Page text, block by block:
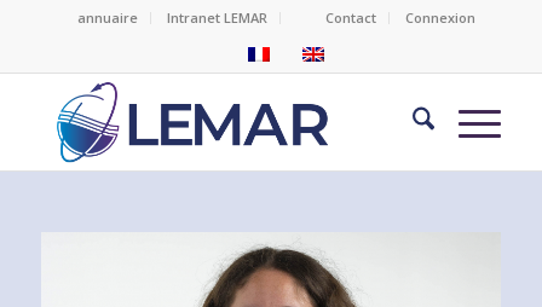
annuaire Intranet LEMAR Contact Connexion